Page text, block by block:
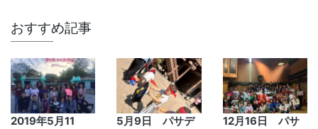
おすすめ記事
2019年5月11
5月9日 パサデ
12月16日 パサ